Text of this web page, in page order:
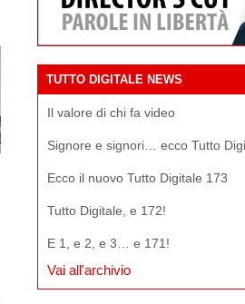
TUTTO DIGITALE NEWS
Il valore di chi fa video
Signore e signori… ecco Tutto
Ecco il nuovo Tutto Digitale 173
Tutto Digitale, e 172!
E 1, e 2, e 3… e 171!
Vai all'archivio